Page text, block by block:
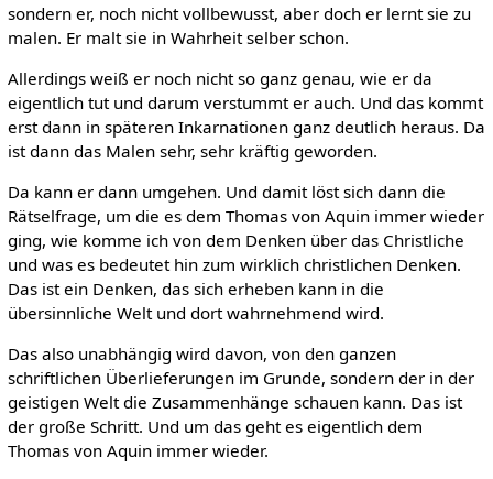
sondern er, noch nicht vollbewusst, aber doch er lernt sie zu
malen. Er malt sie in Wahrheit selber schon.
Allerdings weiß er noch nicht so ganz genau, wie er da
eigentlich tut und darum verstummt er auch. Und das kommt
erst dann in späteren Inkarnationen ganz deutlich heraus. Da
ist dann das Malen sehr, sehr kräftig geworden.
Da kann er dann umgehen. Und damit löst sich dann die
Rätselfrage, um die es dem Thomas von Aquin immer wieder
ging, wie komme ich von dem Denken über das Christliche
und was es bedeutet hin zum wirklich christlichen Denken.
Das ist ein Denken, das sich erheben kann in die
übersinnliche Welt und dort wahrnehmend wird.
Das also unabhängig wird davon, von den ganzen
schriftlichen Überlieferungen im Grunde, sondern der in der
geistigen Welt die Zusammenhänge schauen kann. Das ist
der große Schritt. Und um das geht es eigentlich dem
Thomas von Aquin immer wieder.